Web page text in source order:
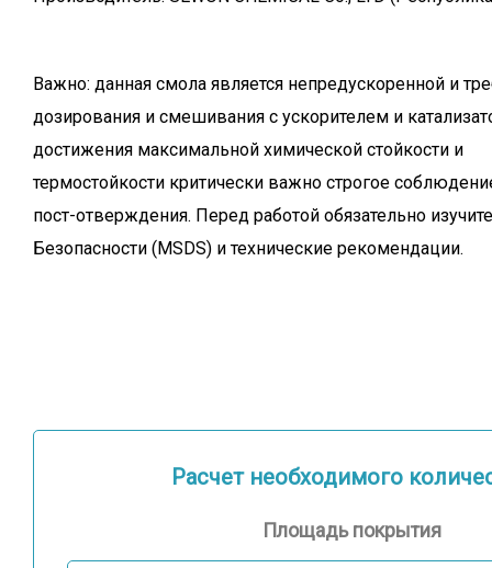
Важно: данная смола является непредускоренной и
дозирования и смешивания с ускорителем и
достижения максимальной химической стойкости и
термостойкости критически важно строгое
пост-отверждения. Перед работой обязательно
Безопасности (MSDS) и технические рекомендации.
Расчет необходимого
Площадь покрытия